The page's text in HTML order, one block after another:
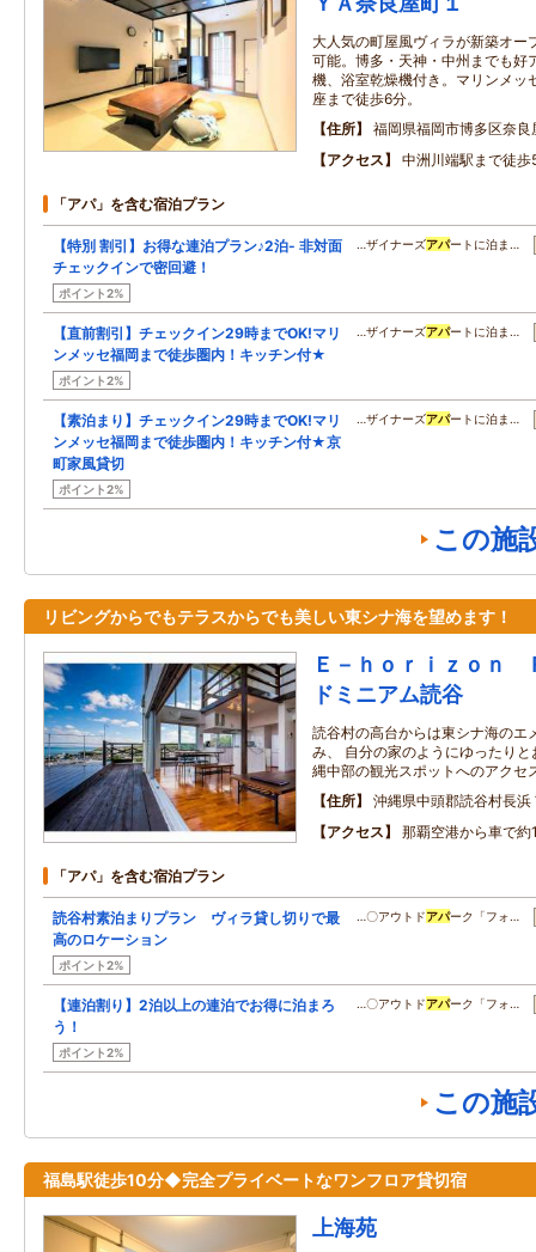
大人気の町屋風ヴィラが新築オー
可能。博多・天神・中州までも好
機、浴室乾燥機付き。マリンメッ
座まで徒歩6分。
住所
福岡県福岡市博多区奈良
アクセス
中洲川端駅まで徒歩
「アパ」を含む宿泊プラン
【特別 割引】お得な連泊プラン♪2泊- 非対面
チェックインで密回避！
ポイント2%
…ザイナーズアパートに泊ま…
【直前割引】チェックイン29時までOK!マリ
ンメッセ福岡まで徒歩圏内！キッチン付★
ポイント2%
…ザイナーズアパートに泊ま…
【素泊まり】チェックイン29時までOK!マリ
ンメッセ福岡まで徒歩圏内！キッチン付★京
町家風貸切
ポイント2%
…ザイナーズアパートに泊ま…
この施
リビングからでもテラスからでも美しい東シナ海を望めます！
Ｅ－ｈｏｒｉｚｏｎ
ドミニアム読谷
読谷村の高台からは東シナ海のエ
み、 自分の家のようにゆったり
縄中部の観光スポットへのアクセ
住所
沖縄県中頭郡読谷村長浜
アクセス
那覇空港から車で約
「アパ」を含む宿泊プラン
読谷村素泊まりプラン ヴィラ貸し切りで最
高のロケーション
ポイント2%
…〇アウトドアパーク「フォ…
【連泊割り】2泊以上の連泊でお得に泊まろ
う！
ポイント2%
…〇アウトドアパーク「フォ…
この施
福島駅徒歩10分◆完全プライベートなワンフロア貸切宿
上海苑